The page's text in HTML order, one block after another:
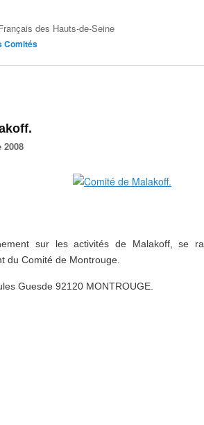
des Hauts-de-Seine
Comités
2008
sur les activités de Malakoff, se
du Comité de Montrouge.
Guesde 92120 MONTROUGE.